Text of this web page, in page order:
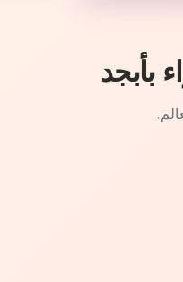
بأبجد